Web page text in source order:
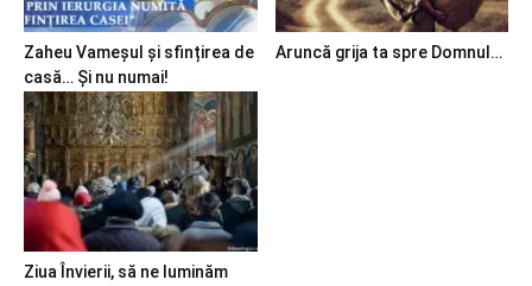
Zaheu Vameșul și sfințirea de
casă… Și nu numai!
Aruncă grija ta spre Domnul…
Ziua Învierii, să ne luminăm